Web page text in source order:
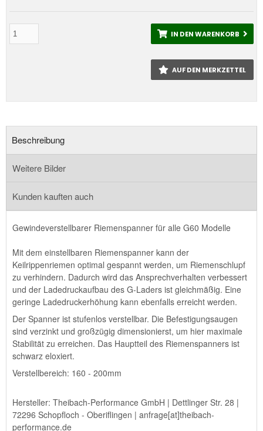
IN DEN WARENKORB
AUF DEN MERKZETTEL
Beschreibung
Weitere Bilder
Kunden kauften auch
Gewindeverstellbarer Riemenspanner für alle G60 Modelle
Mit dem einstellbaren Riemenspanner kann der
Keilrippenriemen optimal gespannt werden, um Riemenschlupf
zu verhindern. Dadurch wird das Ansprechverhalten verbessert
und der Ladedruckaufbau des G-Laders ist gleichmäßig. Eine
geringe Ladedruckerhöhung kann ebenfalls erreicht werden.
Der Spanner ist stufenlos verstellbar. Die Befestigungsaugen
sind verzinkt und großzügig dimensionierst, um hier maximale
Stabilität zu erreichen. Das Hauptteil des Riemenspanners ist
schwarz eloxiert.
Verstellbereich: 160 - 200mm
Hersteller: Theibach-Performance GmbH | Dettlinger Str. 28 |
72296 Schopfloch - Oberiflingen | anfrage[at]theibach-
performance.de